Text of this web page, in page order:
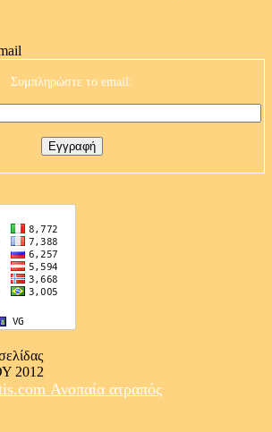
Συμπληρώστε το email:
2012
Ανοπαία ατραπός